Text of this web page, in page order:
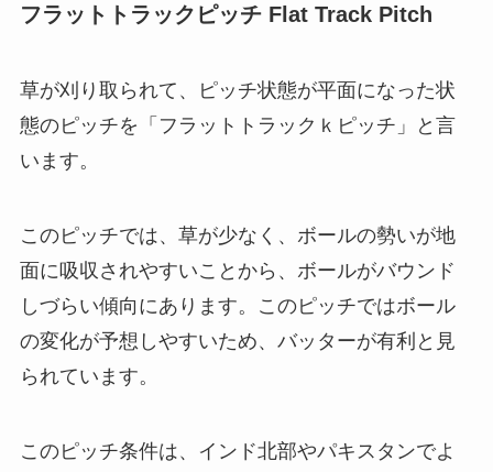
フラットトラックピッチ Flat Track Pitch
草が刈り取られて、ピッチ状態が平面になった状
態のピッチを「フラットトラックｋピッチ」と言
います。
このピッチでは、草が少なく、ボールの勢いが地
面に吸収されやすいことから、ボールがバウンド
しづらい傾向にあります。このピッチではボール
の変化が予想しやすいため、バッターが有利と見
られています。
このピッチ条件は、インド北部やパキスタンでよ